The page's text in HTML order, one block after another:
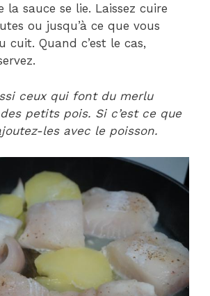
sauce se lie. Laissez cuire
ou jusqu’à ce que vous
cuit. Quand c’est le cas,
ceux qui font du merlu
petits pois. Si c’est ce que
les avec le poisson.